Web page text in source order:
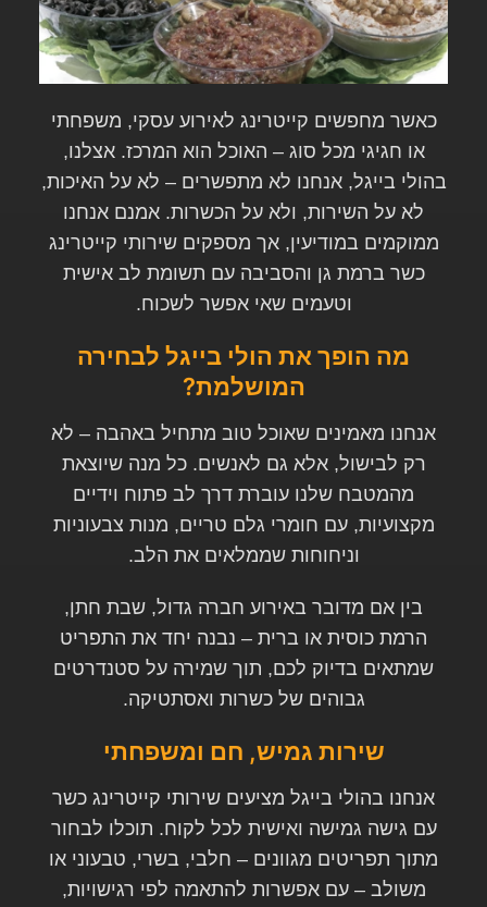
כאשר מחפשים קייטרינג לאירוע עסקי, משפחתי
או חגיגי מכל סוג – האוכל הוא המרכז. אצלנו,
בהולי בייגל, אנחנו לא מתפשרים – לא על האיכות,
לא על השירות, ולא על הכשרות. אמנם אנחנו
ממוקמים במודיעין, אך מספקים שירותי קייטרינג
כשר ברמת גן והסביבה עם תשומת לב אישית
וטעמים שאי אפשר לשכוח.
מה הופך את הולי בייגל לבחירה
המושלמת?
אנחנו מאמינים שאוכל טוב מתחיל באהבה – לא
רק לבישול, אלא גם לאנשים. כל מנה שיוצאת
מהמטבח שלנו עוברת דרך לב פתוח וידיים
מקצועיות, עם חומרי גלם טריים, מנות צבעוניות
וניחוחות שממלאים את הלב.
בין אם מדובר באירוע חברה גדול, שבת חתן,
הרמת כוסית או ברית – נבנה יחד את התפריט
שמתאים בדיוק לכם, תוך שמירה על סטנדרטים
גבוהים של כשרות ואסתטיקה.
שירות גמיש, חם ומשפחתי
אנחנו בהולי בייגל מציעים שירותי קייטרינג כשר
עם גישה גמישה ואישית לכל לקוח. תוכלו לבחור
מתוך תפריטים מגוונים – חלבי, בשרי, טבעוני או
משולב – עם אפשרות להתאמה לפי רגישויות,